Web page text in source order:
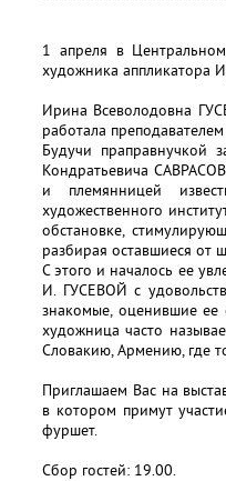
1 апреля в
художника аппликатора
Ирина Всеволодовна
работала
Будучи праправнучкой
Кондратьевича
и племянницей
художественного
обстановке,
разбирая оставшиеся от
С этого и началось ее
И. ГУСЕВОЙ с
знакомые, оценившие ее
художница часто
Словакию, Армению, где
Приглашаем Вас на
в котором примут
фуршет.
Сбор гостей: 19.00.